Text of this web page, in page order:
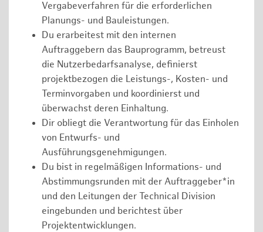
Vergabeverfahren für die erforderlichen
Planungs- und Bauleistungen.
Du erarbeitest mit den internen
Auftraggebern das Bauprogramm, betreust
die Nutzerbedarfsanalyse, definierst
projektbezogen die Leistungs-, Kosten- und
Terminvorgaben und koordinierst und
überwachst deren Einhaltung.
Dir obliegt die Verantwortung für das Einholen
von Entwurfs- und
Ausführungsgenehmigungen.
Du bist in regelmäßigen Informations- und
Abstimmungsrunden mit der Auftraggeber*in
und den Leitungen der Technical Division
eingebunden und berichtest über
Projektentwicklungen.